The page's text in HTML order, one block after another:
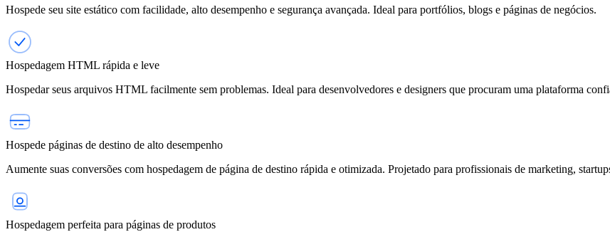
Hospede seu site estático com facilidade, alto desempenho e segurança avançada. Ideal para portfólios, blogs e páginas de negócios.
Hospedagem HTML rápida e leve
Hospedar seus arquivos HTML facilmente sem problemas. Ideal para desenvolvedores e designers que procuram uma plataforma
Hospede páginas de destino de alto desempenho
Aumente suas conversões com hospedagem de página de destino rápida e otimizada. Projetado para profissionais de marketing,
Hospedagem perfeita para páginas de produtos